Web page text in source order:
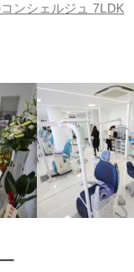
ンシェルジュ 7LDK